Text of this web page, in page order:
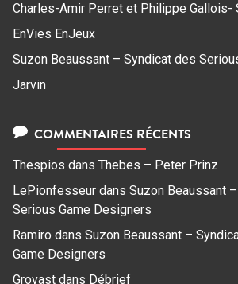
Charles-Amir Perret et Philippe Gallois-
EnVies EnJeux
Suzon Beaussant – Syndicat des
Jarvin
COMMENTAIRES RÉCENTS
Thespios dans Thebes – Peter Prinz
LePionfesseur dans Suzon Beaussant
Serious Game Designers
Ramiro dans Suzon Beaussant –
Game Designers
Grovast dans Débrief